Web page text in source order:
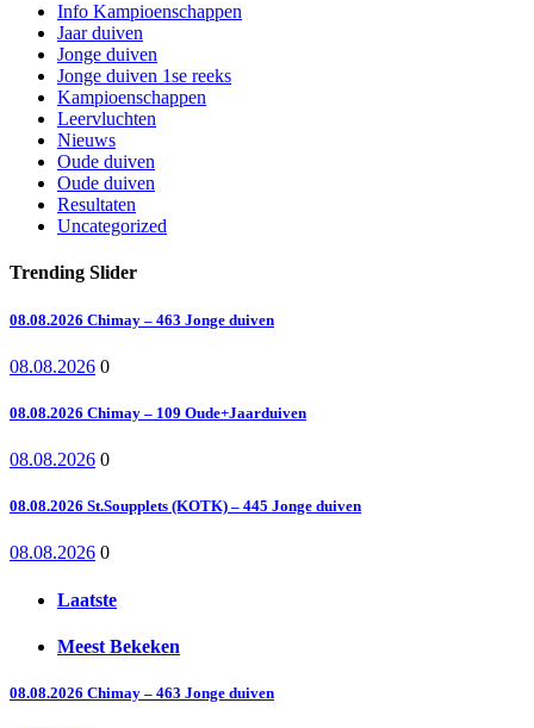
Info Kampioenschappen
Jaar duiven
Jonge duiven
Jonge duiven 1se reeks
Kampioenschappen
Leervluchten
Nieuws
Oude duiven
Oude duiven
Resultaten
Uncategorized
Trending Slider
08.08.2026 Chimay – 463 Jonge duiven
08.08.2026 0
08.08.2026 Chimay – 109 Oude+Jaarduiven
08.08.2026 0
08.08.2026 St.Soupplets (KOTK) – 445 Jonge duiven
08.08.2026 0
Laatste
Meest Bekeken
08.08.2026 Chimay – 463 Jonge duiven